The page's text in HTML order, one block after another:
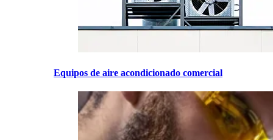
Equipos de aire acondicionado comercial